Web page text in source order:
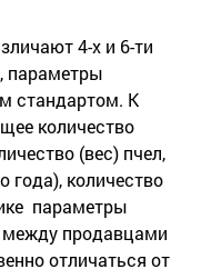
4-х и 6-ти
параметры
стандартом. К
количество
(вес) пчел,
года), количество
параметры
между продавцами
отличаться от